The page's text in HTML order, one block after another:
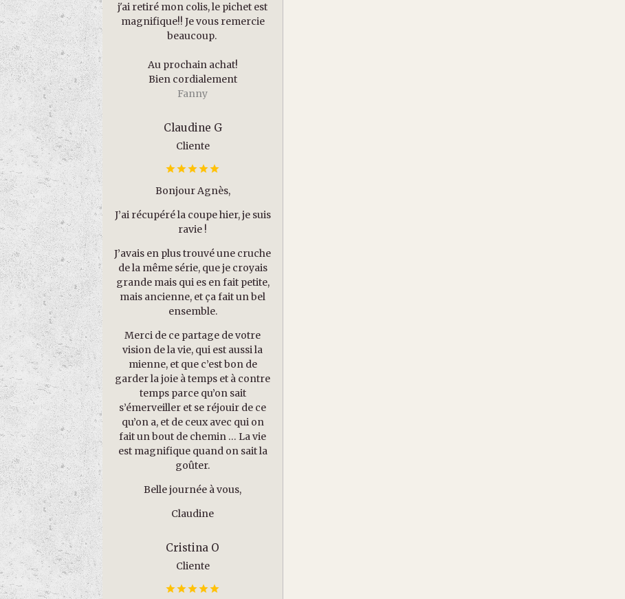
j'ai retiré mon colis, le pichet est
magnifique!! Je vous remercie
beaucoup.
Au prochain achat!
Bien cordialement
Fanny
Claudine G
Cliente
Bonjour Agnès,
J’ai récupéré la coupe hier, je suis
ravie !
J’avais en plus trouvé une cruche
de la même série, que je croyais
grande mais qui es en fait petite,
mais ancienne, et ça fait un bel
ensemble.
Merci de ce partage de votre
vision de la vie, qui est aussi la
mienne, et que c’est bon de
garder la joie à temps et à contre
temps parce qu’on sait
s’émerveiller et se réjouir de ce
qu’on a, et de ceux avec qui on
fait un bout de chemin … La vie
est magnifique quand on sait la
goûter.
Belle journée à vous,
Claudine
Cristina O
Cliente